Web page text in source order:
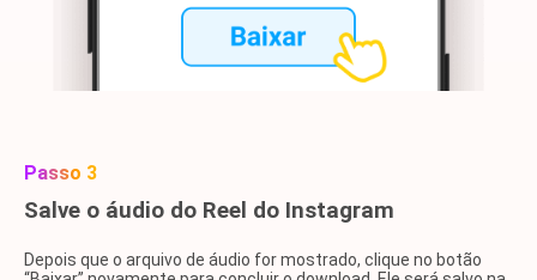
Passo 3
Salve o áudio do Reel do Instagram
Depois que o arquivo de áudio for mostrado, clique no botão